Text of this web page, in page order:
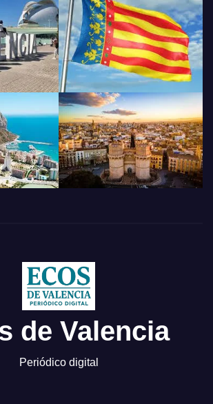
de Valencia
Periódico digital